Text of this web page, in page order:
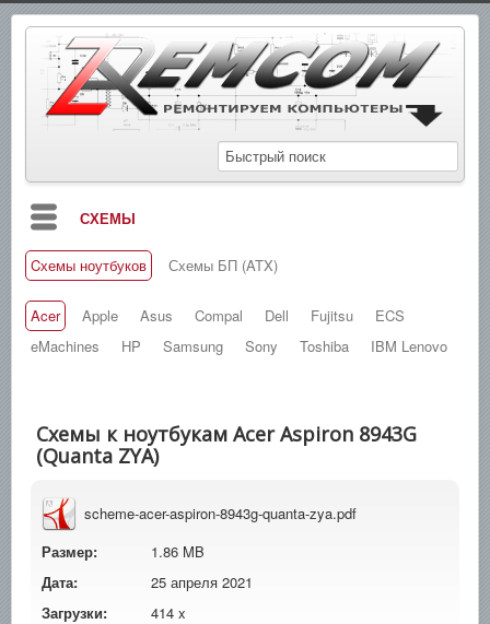
СХЕМЫ
БЛОГ
МАНУАЛЫ
СПРАВОЧНИКИ
НОВОСТИ
Cхемы ноутбуков Схемы БП (ATX)
Acer Apple Asus Compal Dell Fujitsu
ECS
eMachines
HP Samsung Sony Toshiba IBM Lenovo
Схемы к ноутбукам Acer Aspiron 8943G
(Quanta ZYA)
scheme-acer-aspiron-8943g-quanta-zya.pdf
Размер:
1.86 MB
Дата:
25 апреля 2021
Загрузки:
414 x